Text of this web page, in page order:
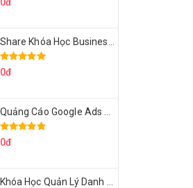
0đ
0đ